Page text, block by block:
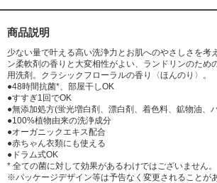
商品説明
少ない量で叶える高い洗浄力とお肌へのやさしさを考
ン柔軟剤の香りと大変相性がよい、ランドリンのため
用洗剤。クラシックフローラルの香り〈ほんのり〉。
●48時間抗菌*、部屋干しOK
●すすぎ1回でOK
●無添加処方(蛍光増白剤、漂白剤、着色料、鉱物油、
●100%植物由来の洗浄成分
●オーガニックエキス配合
●赤ちゃん衣類にも使える
●ドラム式OK
* 全ての菌に対して効果があるわけではございません。
※パッケージデザイン等は予告なく変更されることが